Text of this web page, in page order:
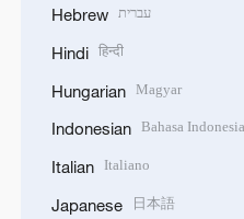
Hebrew עברית
Hindi हिन्दी
Hungarian Magyar
Indonesian Bahasa Indonesia
Italian Italiano
Japanese 日本語